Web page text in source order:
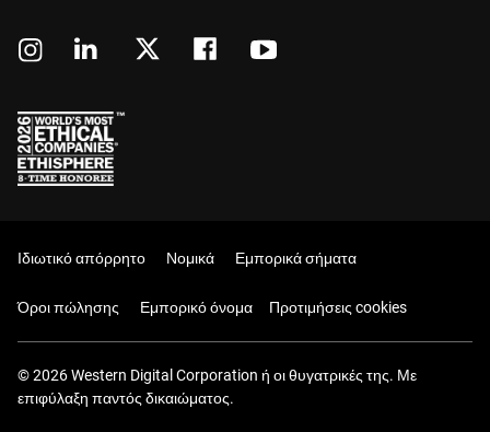
Ιδιωτικό απόρρητο Νομικά Εμπορικά σήματα
Όροι πώλησης Εμπορικό όνομα Προτιμήσεις cookies
© 2026 Western Digital Corporation ή οι θυγατρικές της. Με
επιφύλαξη παντός δικαιώματος.